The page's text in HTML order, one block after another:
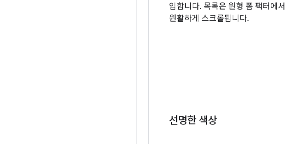
입합니다. 목록은 원형 폼 팩터에서
원활하게 스크롤됩니다.
선명한 색상